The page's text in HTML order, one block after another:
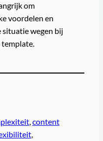
om
voordelen en
situatie wegen bij
template.
, content
,